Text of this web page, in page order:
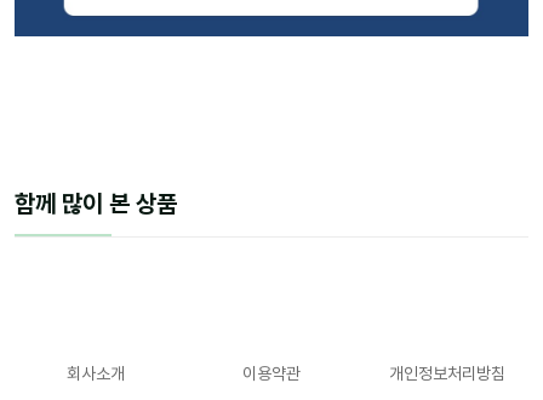
함께 많이 본 상품
회사소개 이용약관 개인정보처리방침